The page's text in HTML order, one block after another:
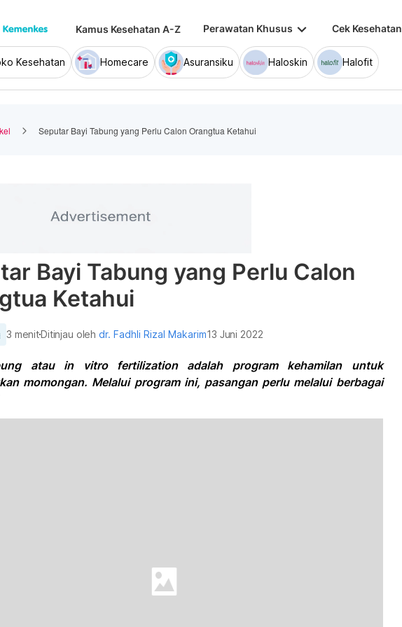
Kamus Kesehatan A-Z Perawatan Khusus keyboard_arrow_down Cek
Kesehatan Homecare Asuransiku Haloskin Halofit
Seputar Bayi Tabung yang Perlu Calon Orangtua Ketahui
Bayi Tabung yang Perlu Calon
Ketahui
3 menitDitinjau olehdr. Fadhli Rizal Makarim13 Juni 2022
atau in vitro fertilization adalah program kehamilan untuk
momongan. Melalui program ini, pasangan perlu melalui berbagai